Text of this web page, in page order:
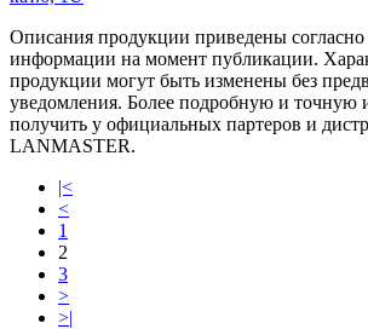
Описания продукции приведены
информации на момент публикации.
продукции могут быть изменены без
уведомления. Более подробную и
получить у официальных партеров и
LANMASTER.
|<
<
1
2
3
>
>|